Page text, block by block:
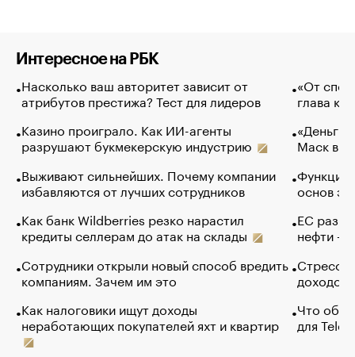
Интересное на РБК
Насколько ваш авторитет зависит от
атрибутов престижа? Тест для лидеров
Казино проиграло. Как ИИ-агенты
разрушают букмекерскую индустрию
Выживают сильнейших. Почему компании
избавляются от лучших сотрудников
Как банк Wildberries резко нарастил
кредиты селлерам до атак на склады
Сотрудники открыли новый способ вредить
компаниям. Зачем им это
Как налоговики ищут доходы
неработающих покупателей яхт и квартир
«От
глава
«Деньги
Маск в
Функции
основ
ЕС
нефти —
Стресс
доходов
Что
для